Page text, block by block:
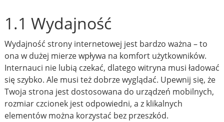
1.1 Wydajność
Wydajność strony internetowej jest bardzo ważna – to
ona w dużej mierze wpływa na komfort użytkowników.
Internauci nie lubią czekać, dlatego witryna musi ładować
się szybko. Ale musi też dobrze wyglądać. Upewnij się, że
Twoja strona jest dostosowana do urządzeń mobilnych,
rozmiar czcionek jest odpowiedni, a z klikalnych
elementów można korzystać bez przeszkód.